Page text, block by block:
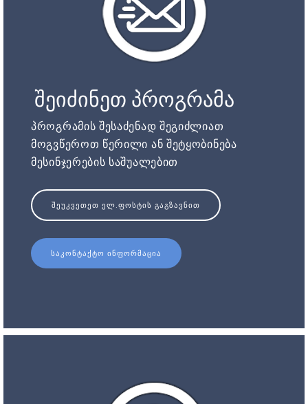
შეიძინეთ პროგრამა
პროგრამის შესაძენად შეგიძლიათ
მოგვწეროთ წერილი ან შეტყობინება
მესინჯერების საშუალებით
ᲨᲔᲣᲙᲕᲔᲗᲔᲗ ᲔᲚ.ᲤᲝᲡᲢᲘᲡ ᲒᲐᲒᲖᲐᲕᲜᲘᲗ
ᲡᲐᲙᲝᲜᲢᲐᲥᲢᲝ ᲘᲜᲤᲝᲠᲛᲐᲪᲘᲐ